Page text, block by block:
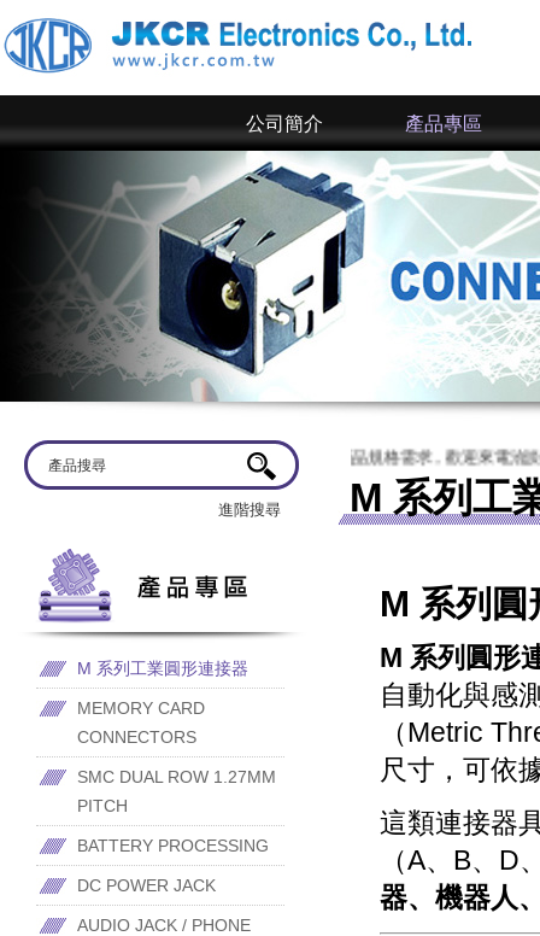
公司簡介 產品專區
政電子~ 網站上僅為一部分規格，倘若有產品規格需求，歡迎來電洽談或來
M 系列工
M 系列
M 系列圓形
自動化與感
（Metric
尺寸，可依
這類連接器
（A、B、D
器、機器人
進階搜尋
M 系列工業圓形連接器
MEMORY CARD
CONNECTORS
SMC DUAL ROW 1.27MM
PITCH
BATTERY PROCESSING
DC POWER JACK
AUDIO JACK / PHONE